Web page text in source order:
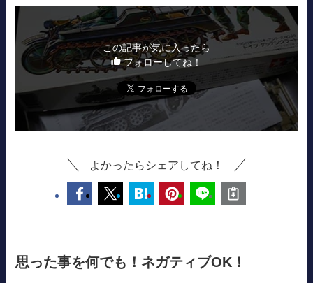
この記事が気に入ったら
フォローしてね！
よかったらシェアしてね！
思った事を何でも！ネガティブOK！